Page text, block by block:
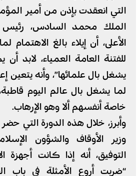
التي انعقدت بإذن من أمير
الملك محمد السادس، رئيس
الأعلى، أن إيلاء بالغ الاهتمام
للفتنة العامة العمياء، لابد
يشغل بال علمائها”، وأنه يتعين
لما يشغل بال عالم اليوم
خاصة أنفسهم ألا وهو الإرهاب.
وأبرز، خلال هذه الدورة التي حضر
وزير الأوقاف والشؤون
التوفيق، أنه إذا كانت أجهزة
“ضربت أروع الأمثلة في باب